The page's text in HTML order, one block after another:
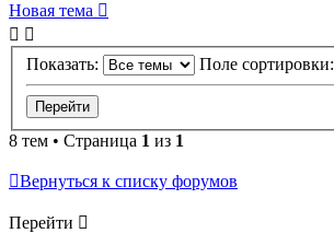
Новая тема
Показать: Поле сортировки:
8 тем • Страница 1 из 1
Вернуться к списку форумов
Перейти